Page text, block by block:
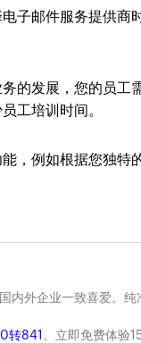
邮件服务提供商
发展，您的员工
工培训时间。
例如根据您独特的
内外企业一致喜爱。纯
转841 。立即免费体验